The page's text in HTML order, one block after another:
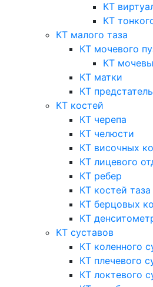
КТ
КТ
КТ малого таза
КТ мочевого
КТ
КТ матки
КТ
КТ костей
КТ черепа
КТ челюсти
КТ височных
КТ лицевого
КТ ребер
КТ костей таза
КТ берцовых
КТ
КТ суставов
КТ коленного
КТ плечевого
КТ локтевого